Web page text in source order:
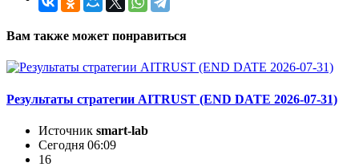
Вам также может понравиться
Результаты стратегии AITRUST (END DATE 2026-07-31)
Источник smart-lab
Сегодня 06:09
16